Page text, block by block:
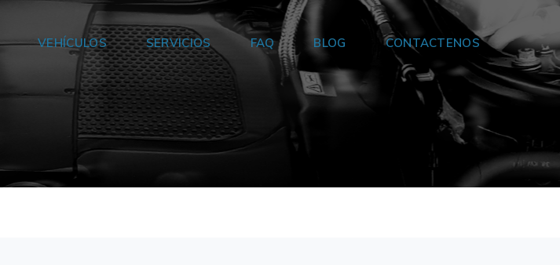
VEHÍCULOS SERVICIOS FAQ BLOG CONTACTENOS